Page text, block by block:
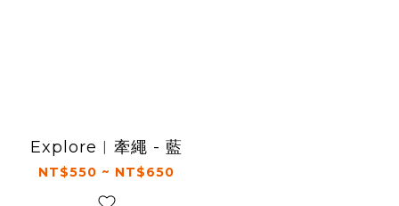
Explore︱牽繩 - 藍
NT$550 ~ NT$650